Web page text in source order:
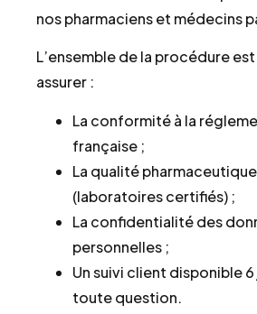
nos pharmaciens et médecins
L’ensemble de la procédure
assurer :
La conformité à la
française ;
La qualité
(laboratoires certifiés) ;
La confidentialité des
personnelles ;
Un suivi client disponible
toute question.